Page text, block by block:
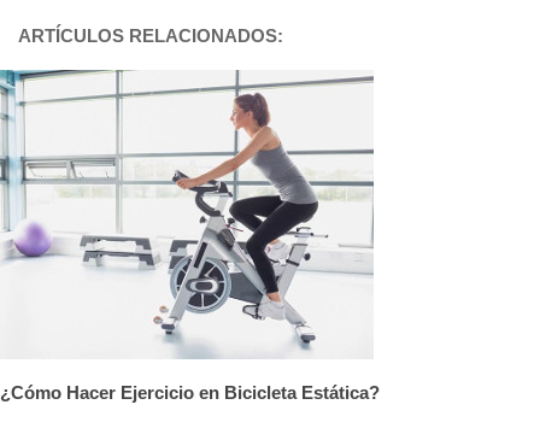
ARTÍCULOS RELACIONADOS:
¿Cómo Hacer Ejercicio en Bicicleta Estática?